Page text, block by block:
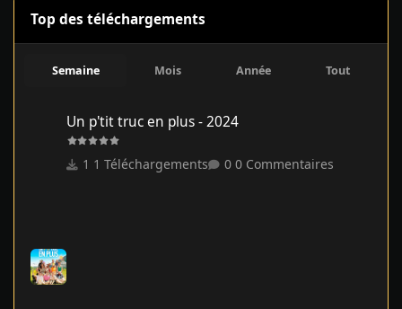
Top des téléchargements
Semaine Mois Année Tout
Un p'tit truc en plus - 2024
1 Téléchargements 0 Commentaires